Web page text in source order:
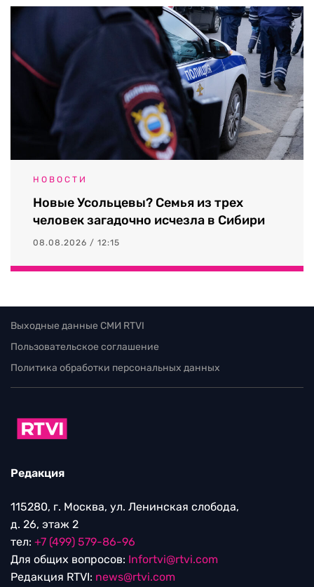
НОВОСТИ
Новые Усольцевы? Семья из трех
человек загадочно исчезла в Сибири
08.08.2026 / 12:15
Выходные данные СМИ RTVI
Пользовательское соглашение
Политика обработки персональных данных
Редакция
115280, г. Москва, ул. Ленинская слобода,
д. 26, этаж 2
тел: +7 (499) 579-86-96
Для общих вопросов: Infortvi@rtvi.com
Редакция RTVI: news@rtvi.com